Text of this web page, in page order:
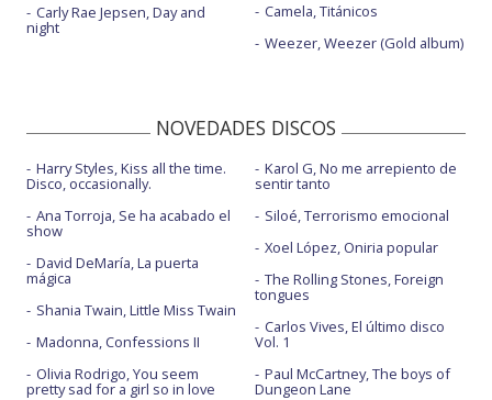
Carly Rae Jepsen, Day and
night
Camela, Titánicos
Weezer, Weezer (Gold album)
NOVEDADES DISCOS
Harry Styles, Kiss all the time.
Disco, occasionally.
Ana Torroja, Se ha acabado el
show
David DeMaría, La puerta
mágica
Shania Twain, Little Miss Twain
Madonna, Confessions II
Olivia Rodrigo, You seem
pretty sad for a girl so in love
Karol G, No me arrepiento de
sentir tanto
Siloé, Terrorismo emocional
Xoel López, Oniria popular
The Rolling Stones, Foreign
tongues
Carlos Vives, El último disco
Vol. 1
Paul McCartney, The boys of
Dungeon Lane